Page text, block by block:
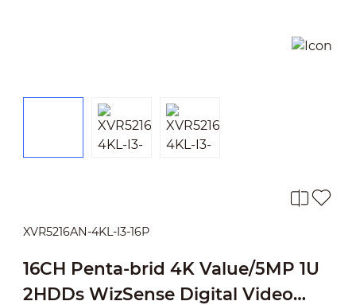
XVR5216AN-4KL-I3-16P
16CH Penta-brid 4K Value/5MP 1U
2HDDs WizSense Digital Video